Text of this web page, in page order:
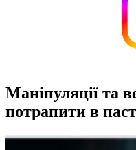
Маніпуляції та
потрапити в